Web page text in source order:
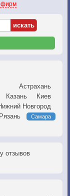
фирм
Астрахань
Казань
Киев
Новгород
Рязань Самара
отзывов